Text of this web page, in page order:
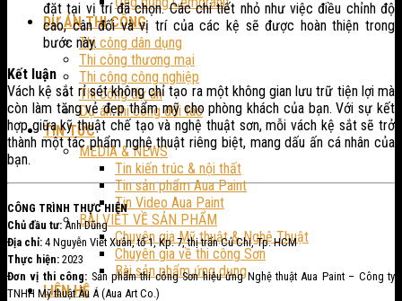
DỰ ÁN THI CÔNG
Thi công dân dụng
Thi công thương mại
Thi công công nghiệp
Thi công dự án
Dự án thi công đối tác
TIN TỨC
MEDIA & NEWS
Tin kiến trúc & nội thất
Tin sản phẩm Aua Paint
Tin Video Aua Paint
BÀI VIẾT VỀ SẢN PHẨM
Chuyên gia Mỹ thuật & Nghệ Thuật
Chuyên gia về thi công Sơn
Bài sản phẩm ứng dụng
LIÊN HỆ
đặt tại vị trí đã chọn. Các chi tiết nhỏ như việc điều chỉnh độ
cao, cân đối và vị trí của các kệ sẽ được hoàn thiện trong
bước này.
Kết luận
Vách kệ sắt rỉ sét không chỉ tạo ra một không gian lưu trữ tiện lợi mà
còn làm tăng vẻ đẹp thẩm mỹ cho phòng khách của bạn. Với sự kết
hợp giữa kỹ thuật chế tạo và nghệ thuật sơn, mỗi vách kệ sắt sẽ trở
thành một tác phẩm nghệ thuật riêng biệt, mang dấu ấn cá nhân của
bạn.
CÔNG TRÌNH THỰC HIỆN
Chủ đầu tư:Anh Dũng
Địa chỉ: 4 Nguyễn Viết Xuân, tổ 1, Kp. 7, thị trấn Củ Chi, Tp. HCM
Thực hiện: 2023
Đơn vị thi công: Sản phẩm thi công Sơn hiệu ứng Nghệ thuật Aua Paint – Công ty
TNHH Mỹ thuật Âu Á (Aua Art Co.)